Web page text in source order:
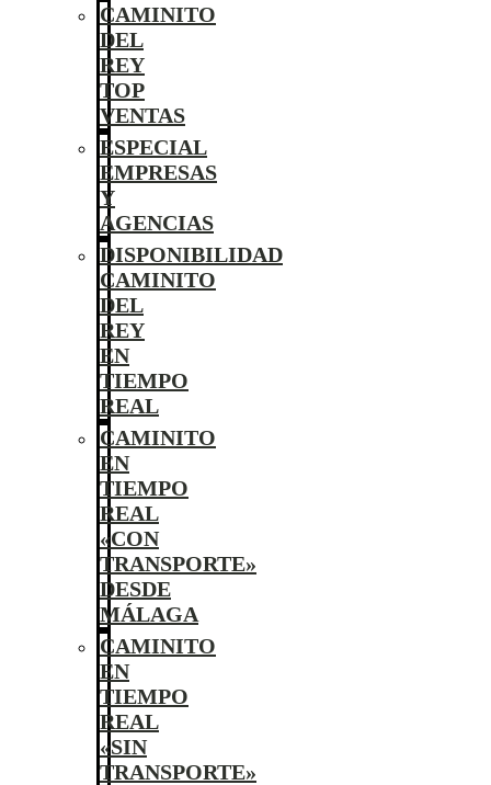
CAMINITO
DEL
REY
TOP
VENTAS
ESPECIAL
EMPRESAS
Y
AGENCIAS
DISPONIBILIDAD
CAMINITO
DEL
REY
EN
TIEMPO
REAL
CAMINITO
EN
TIEMPO
REAL
«CON
TRANSPORTE»
DESDE
MÁLAGA
CAMINITO
EN
TIEMPO
REAL
«SIN
TRANSPORTE»